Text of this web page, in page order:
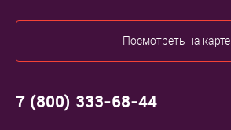
Посмотреть на карте
7 (800) 333-68-44